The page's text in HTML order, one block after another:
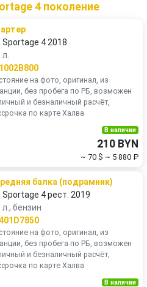
4 поколение
Sportage 4 2018
на фото, оригинал, из
без пробега по РБ, возможен
и безналичный расчёт,
по карте Халва
В наличии
210 BYN
~ 70 $ ~ 5 880 ₽
балка (подрамник)
Sportage 4 рест. 2019
л., бензин
на фото, оригинал, из
без пробега по РБ, возможен
и безналичный расчёт,
по карте Халва
В наличии